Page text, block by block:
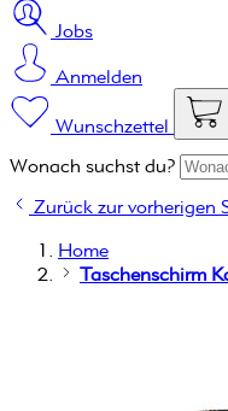
Jobs
Anmelden
Wunschzettel
Wonach suchst du?
Zurück zur vorherigen
Home
Taschenschirm